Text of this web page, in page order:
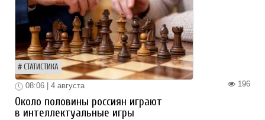
СТАТИСТИКА
196
08:06 | 4 августа
Около половины россиян играют
в интеллектуальные игры